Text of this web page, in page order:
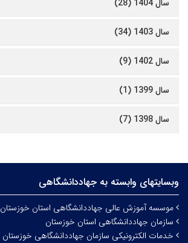
سال 1404 (28)
سال 1403 (34)
سال 1402 (9)
سال 1399 (1)
سال 1398 (7)
وبسایتهای وابسته به جهاددانشگاهی
موسسه آموزش عالی جهاددانشگاهی استان خوزستان
سازمان جهاددانشگاهی استان خوزستان
خدمات الکترونیکی سازمان جهاددانشگاهی خوزستان